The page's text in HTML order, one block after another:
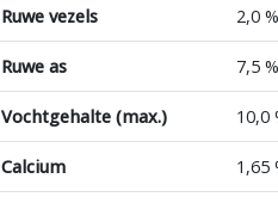
Ruwe vezels 2,0 %
Ruwe as 7,5 %
Vochtgehalte (max.) 10,0
Calcium 1,65